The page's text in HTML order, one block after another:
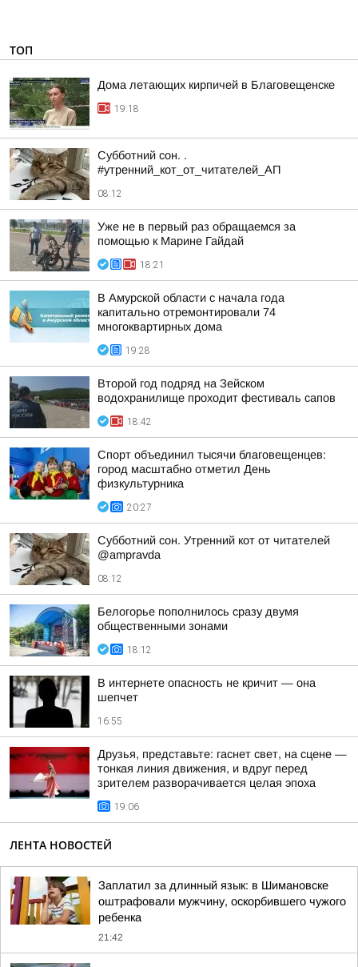
ТОП
Дома летающих кирпичей в Благовещенске
19:18
Субботний сон. .
#утренний_кот_от_читателей_АП
08:12
Уже не в первый раз обращаемся за
помощью к Марине Гайдай
18:21
В Амурской области с начала года
капитально отремонтировали 74
многоквартирных дома
19:28
Второй год подряд на Зейском
водохранилище проходит фестиваль сапов
18:42
Спорт объединил тысячи благовещенцев:
город масштабно отметил День
физкультурника
20:27
Субботний сон. Утренний кот от читателей
@ampravda
08:12
Белогорье пополнилось сразу двумя
общественными зонами
18:12
В интернете опасность не кричит — она
шепчет
16:55
Друзья, представьте: гаснет свет, на сцене —
тонкая линия движения, и вдруг перед
зрителем разворачивается целая эпоха
19:06
ЛЕНТА НОВОСТЕЙ
Заплатил за длинный язык: в Шимановске
оштрафовали мужчину, оскорбившего чужого
ребенка
21:42